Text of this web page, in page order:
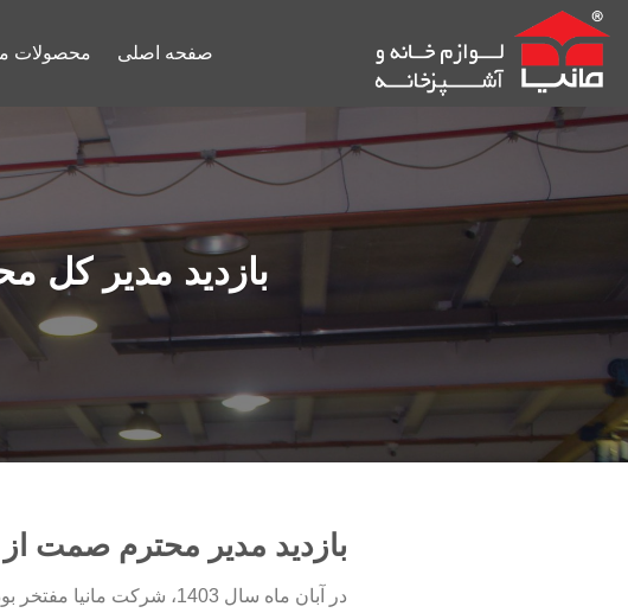
Skip
content
صفحه اصلی محصولات
بازدید مدیر کل
بازدید مدیر محترم صمت از
در آبان ماه سال 1403،